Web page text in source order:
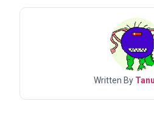
Written By